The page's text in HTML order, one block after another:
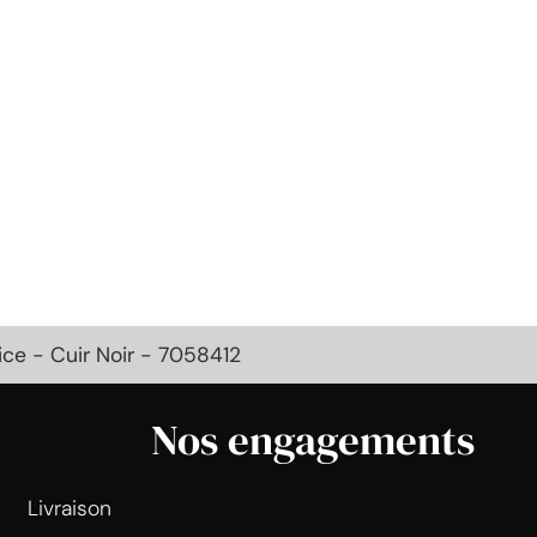
- Cuir Noir - 7058412
Nos engagements
Livraison